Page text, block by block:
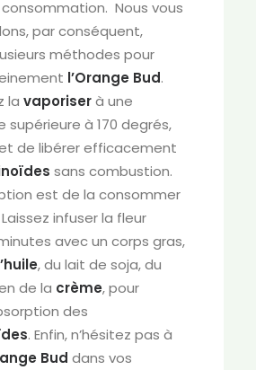
Nous vous
par conséquent,
méthodes pour
l’Orange Bud.
la vaporiserà une
à 170 degrés,
de libérer efficacement
sans combustion.
est de la consommer
Laissez infuser la fleur
avec un corps gras,
, du lait de soja, du
de la crème, pour
des
. Enfin, n’hésitez pas à
Bud dans vos